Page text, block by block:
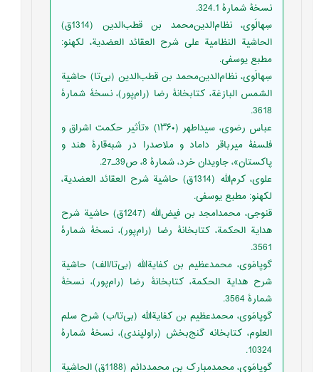
نسخۀ شمارۀ 324.1.
‏‫سِهالَوی، نظام‌الدین‌محمد بن قطب‌الدین (1314ق)
الحاشیة النظامیة علی شرح العقائد العضدیة، لکهنو:
مطبع یوسفی.‬
‏‫‏‫سِهالَوی، نظام‌الدین‌محمد بن قطب‌الدین (بی‌تا) حاشیة
الشمس البازغة، کتابخانۀ رضا (رام‌پور)، نسخۀ شمارۀ
3618.
‏‫عباس رضوی، سید‌اطهر‌ (۱۳۶۰) «تأثیر حکمت اشراق و
فلسفۀ میرباقر داماد و ملاصدرا در شبه‌قارۀ هند و
پاکستان»، جاویدان خرد، شمارۀ 8، ص39ـ27.‬
‏‫‏‫‏‫علوی، کرم‌الله (1314ق) حاشیة شرح العقائد العضدیة،
لکهنو: مطبع یوسفی.‬ ‬
‏‫‏‫قنوجی، محمدامجد بن فیض‌الله (1247ق) حاشیة شرح
هدایة الحکمة، کتابخانۀ رضا (رام‌پور)، نسخۀ شمارۀ
3561.
‏‫‏‫‏‫گوپامَوی، محمدعظیم بن کفایة‌الله (بی‌تا/الف‌) حاشیة
شرح هدایة الحکمة، کتابخانۀ رضا (رام‌پور)، نسخۀ
شمارۀ 3564.
گوپامَوی، محمدعظیم بن کفایة‌الله (بی‌تا/ب‌) شرح سلم
العلوم، کتابخانه گنج‌بخش (راولپندی)، نسخۀ شمارۀ
10324.
‏‫گوپامَوی، محمدمبارک بن محمددائم (1188ق) الحاشیة